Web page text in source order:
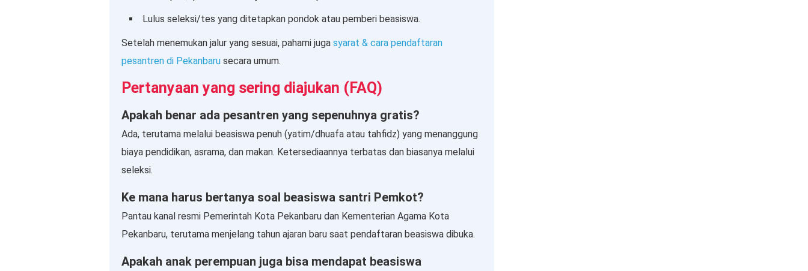
Lulus seleksi/tes yang ditetapkan pondok atau pemberi beasiswa.
Setelah menemukan jalur yang sesuai, pahami juga syarat & cara pendaftaran
pesantren di Pekanbaru secara umum.
Pertanyaan yang sering diajukan (FAQ)
Apakah benar ada pesantren yang sepenuhnya gratis?
Ada, terutama melalui beasiswa penuh (yatim/dhuafa atau tahfidz) yang menanggung
biaya pendidikan, asrama, dan makan. Ketersediaannya terbatas dan biasanya melalui
seleksi.
Ke mana harus bertanya soal beasiswa santri Pemkot?
Pantau kanal resmi Pemerintah Kota Pekanbaru dan Kementerian Agama Kota
Pekanbaru, terutama menjelang tahun ajaran baru saat pendaftaran beasiswa dibuka.
Apakah anak perempuan juga bisa mendapat beasiswa